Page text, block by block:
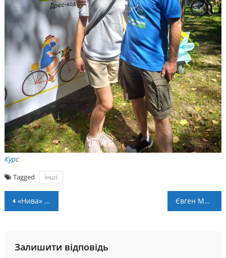
Курс
Tagged інші
Навігація
«Нива» Тернопіль – «Прикарпаття-ЗСУ» – 1:0. Післямова Євген Марусяк – в ТОП-30 на етапі літнього Гран-Прі в Польщі
Залишити відповідь